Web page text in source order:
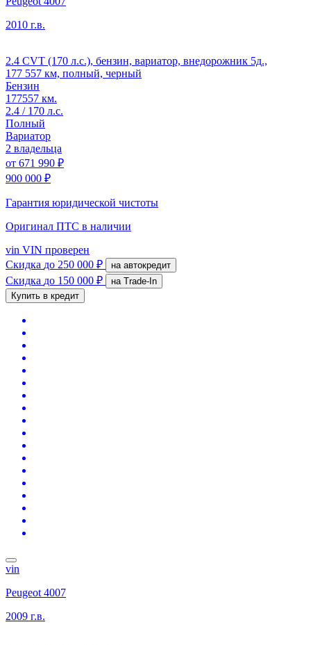
2010 г.в.
2.4 CVT (170 л.с.), бензин, вариатор, внедорожник 5д.,
177 557 км, полный, черный
Бензин
177557 км.
2.4 / 170 л.с.
Полный
Вариатор
2 владельца
от 671 990 ₽
900 000 ₽
Гарантия юридической чистоты
Оригинал ПТС в наличии
vin VIN проверен
Скидка до 250 000 ₽ на автокредит
Скидка до 150 000 ₽
на Trade-In
Купить в кредит
vin
Peugeot 4007
2009 г.в.